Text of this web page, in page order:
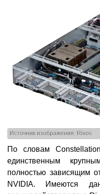
Источник изображения: Rivos
По словам
единственным
полностью зависящим
NVIDIA. Имеются